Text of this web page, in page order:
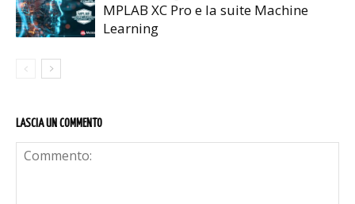
MPLAB XC Pro e la suite Machine
Learning
LASCIA UN COMMENTO